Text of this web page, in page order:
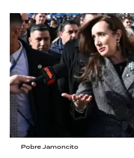
Pobre Jamoncito